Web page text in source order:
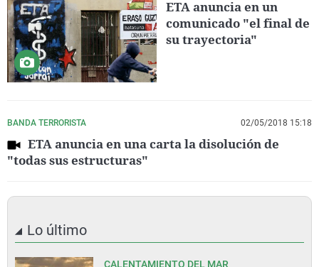
ETA anuncia en un
comunicado "el final de
su trayectoria"
BANDA TERRORISTA 02/05/2018 15:18
ETA anuncia en una carta la disolución de
"todas sus estructuras"
Lo último
CALENTAMIENTO DEL MAR